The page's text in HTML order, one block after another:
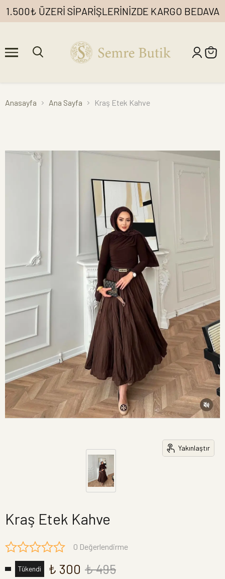
1.500₺ ÜZERİ SİPARİŞLERİNİZDE KARGO BEDAVA
Anasayfa Ana Sayfa Kraş Etek Kahve
Yakınlaştır
Kraş Etek Kahve
0 Değerlendirme
Tükendi ₺ 300 ₺ 495